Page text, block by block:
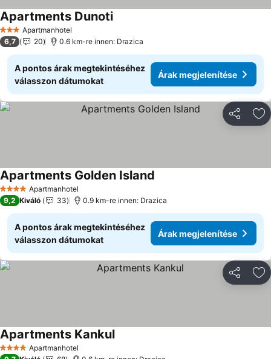
3 KategóriaApartmanhotel
Apartments DunotiÁrak megjelenítése
6,7 20 0.6 km-re innen: Drazica
A pontos árak megtekintéséhez
válasszon dátumokat
Árak megjelenítése
4 KategóriaApartmanhotel
Apartments Golden Island
9,2 Kiváló 33 0.9 km-re innen: Drazica
A pontos árak megtekintéséhez
válasszon dátumokat
Árak megjelenítése
4 KategóriaApartmanhotel
Apartments KankulÁrak megjelenítése